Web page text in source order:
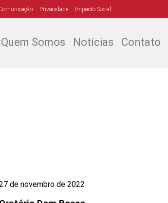
Privacidade Impacto Social
Quem Somos Notícias Contato
de novembro de 2022